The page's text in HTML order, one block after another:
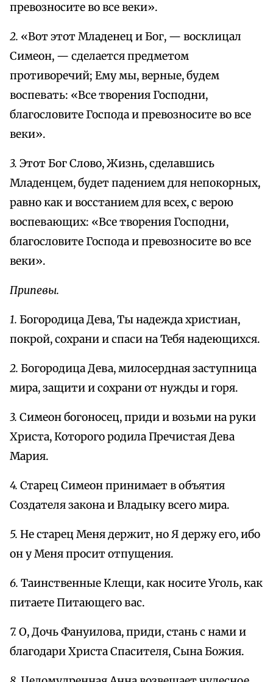
превозносите во все веки».
2. «Вот этот Младенец и Бог, — восклицал
Симеон, — сделается предметом
противоречий; Ему мы, верные, будем
воспевать: «Все творения Господни,
благословите Господа и превозносите во все
веки».
3. Этот Бог Слово, Жизнь, сделавшись
Младенцем, будет падением для непокорных,
равно как и восстанием для всех, с верою
воспевающих: «Все творения Господни,
благословите Господа и превозносите во все
веки».
Припевы.
1. Богородица Дева, Ты надежда христиан,
покрой, сохрани и спаси на Тебя надеющихся.
2. Богородица Дева, милосердная заступница
мира, защити и сохрани от нужды и горя.
3. Симеон богоносец, приди и возьми на руки
Христа, Которого родила Пречистая Дева
Мария.
4. Старец Симеон принимает в объятия
Создателя закона и Владыку всего мира.
5. Не старец Меня держит, но Я держу его, ибо
он у Меня просит отпущения.
6. Таинственные Клещи, как носите Уголь, как
питаете Питающего вас.
7. О, Дочь Фануилова, приди, стань с нами и
благодари Христа Спасителя, Сына Божия.